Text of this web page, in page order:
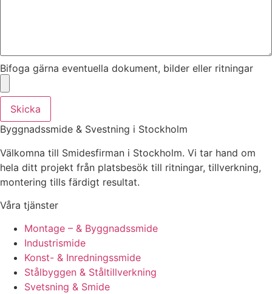
Bifoga gärna eventuella dokument, bilder eller ritningar
Skicka
Byggnadssmide & Svestning i Stockholm
Välkomna till Smidesfirman i Stockholm. Vi tar hand om
hela ditt projekt från platsbesök till ritningar, tillverkning,
montering tills färdigt resultat.
Våra tjänster
Montage – & Byggnadssmide
Industrismide
Konst- & Inredningssmide
Stålbyggen & Ståltillverkning
Svetsning & Smide